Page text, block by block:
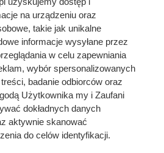
Italii drastycznie przeceniona
ją na pęczki!
darmo w Dino! Gigantyczna
na urządzeniu oraz
takie jak unikalne
informacje wysyłane przez
w celu zapewniania
wybór spersonalizowanych
badanie odbiorców oraz
Użytkownika my i Zaufani
dokładnych danych
aktywnie skanować
do celów identyfikacji.